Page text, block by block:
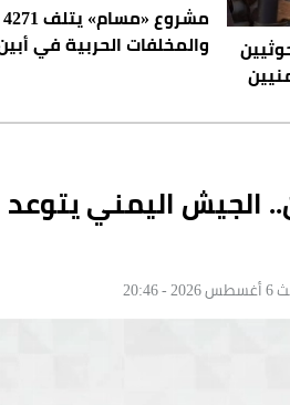
والمخلفات الحربية في
الجيش اليمني